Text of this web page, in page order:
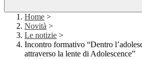
Home >
Novità >
Le notizie >
Incontro formativo “Dentro
attraverso la lente di Adolescence”